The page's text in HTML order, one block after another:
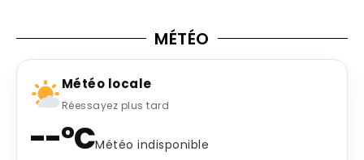
MÉTÉO
Météo locale
Réessayez plus tard
--°CMétéo indisponible